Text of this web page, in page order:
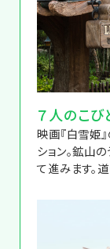
７人のこび
映画『白雪姫
ション。鉱山
て進みます。